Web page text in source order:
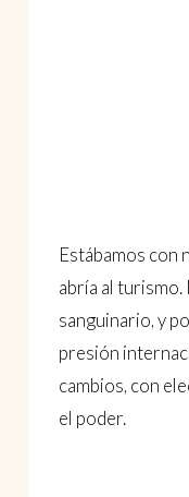
Estábamos con
abría al
sanguinario, y
presión
cambios, con
el poder.